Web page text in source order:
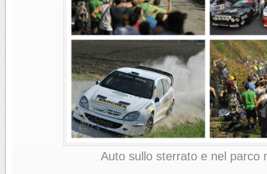
Auto sullo sterrato e nel parco